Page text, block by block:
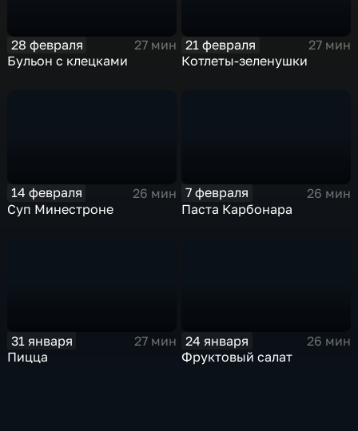
28 февраля
27 мин
Бульон с клецками
21 февраля
27 мин
Котлеты-зеленушки
14 февраля
26 мин
Суп Минестроне
7 февраля
26 мин
Паста Карбонара
31 января
27 мин
Пицца
24 января
26 мин
Фруктовый салат